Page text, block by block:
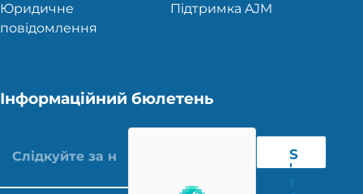
Юридичне
повідомлення
Підтримка AJM
Інформаційний бюлетень
S
'